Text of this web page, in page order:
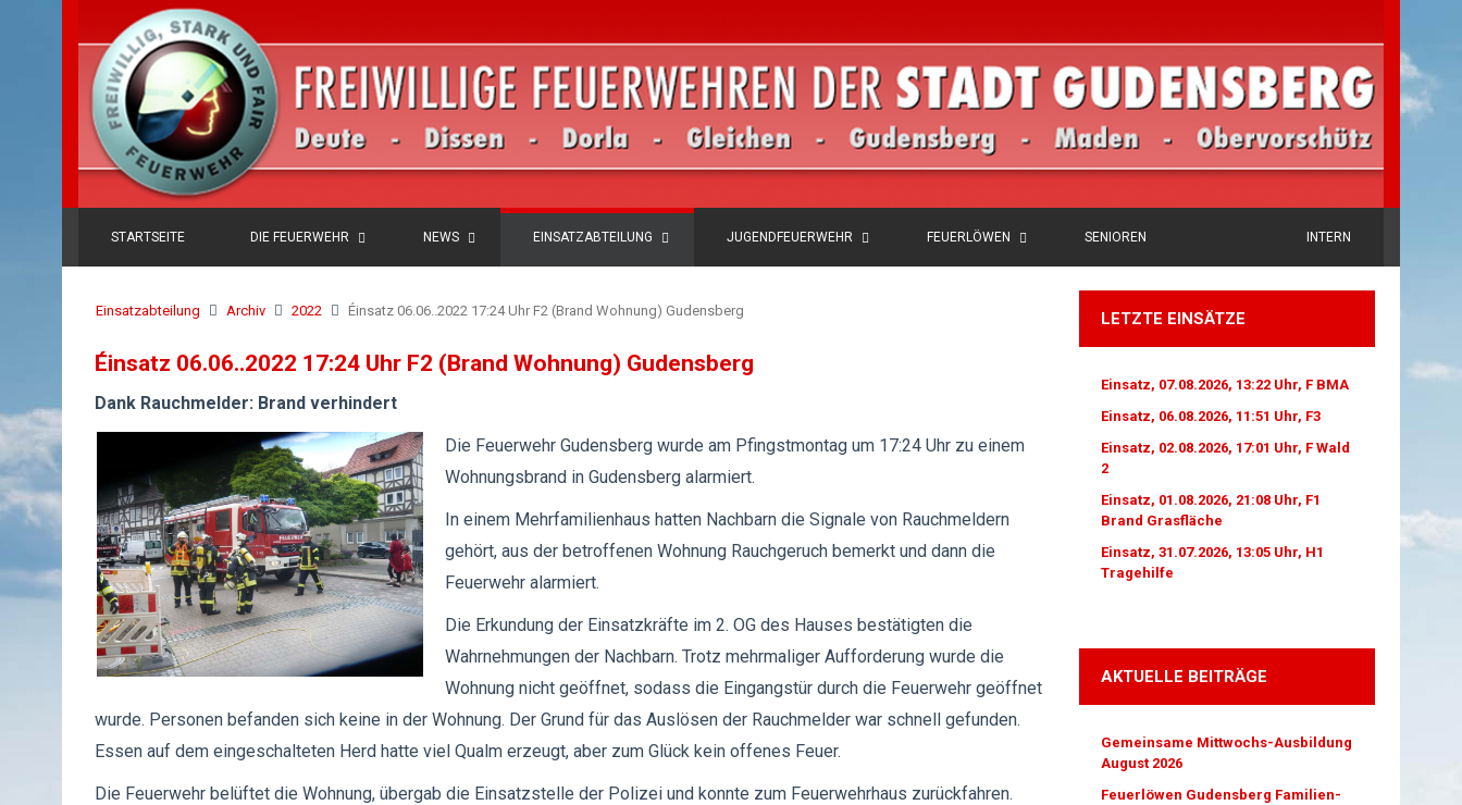
STARTSEITE DIE FEUERWEHR NEWS EINSATZABTEILUNG JUGENDFEUERWEHR FEUERLÖWEN SENIOREN INTERN
Einsatzabteilung Archiv 2022 Éinsatz 06.06..2022 17:24 Uhr F2 (Brand Wohnung) Gudensberg
Éinsatz 06.06..2022 17:24 Uhr F2 (Brand Wohnung) Gudensberg
Dank Rauchmelder: Brand verhindert
Die Feuerwehr Gudensberg wurde am Pfingstmontag um 17:24 Uhr zu einem
Wohnungsbrand in Gudensberg alarmiert.
In einem Mehrfamilienhaus hatten Nachbarn die Signale von Rauchmeldern
gehört, aus der betroffenen Wohnung Rauchgeruch bemerkt und dann die
Feuerwehr alarmiert.
Die Erkundung der Einsatzkräfte im 2. OG des Hauses bestätigten die
Wahrnehmungen der Nachbarn. Trotz mehrmaliger Aufforderung wurde die
Wohnung nicht geöffnet, sodass die Eingangstür durch die Feuerwehr geöffnet
wurde. Personen befanden sich keine in der Wohnung. Der Grund für das Auslösen der Rauchmelder war schnell gefunden.
Essen auf dem eingeschalteten Herd hatte viel Qualm erzeugt, aber zum Glück kein offenes Feuer.
Die Feuerwehr belüftet die Wohnung, übergab die Einsatzstelle der Polizei und konnte zum Feuerwehrhaus zurückfahren.
LETZTE EINSÄTZE
Einsatz, 07.08.2026, 13:22 Uhr, F BMA
Einsatz, 06.08.2026, 11:51 Uhr, F3
Einsatz, 02.08.2026, 17:01 Uhr, F Wald
2
Einsatz, 01.08.2026, 21:08 Uhr, F1
Brand Grasfläche
Einsatz, 31.07.2026, 13:05 Uhr, H1
Tragehilfe
AKTUELLE BEITRÄGE
Gemeinsame Mittwochs-Ausbildung
August 2026
Feuerlöwen Gudensberg Familien-